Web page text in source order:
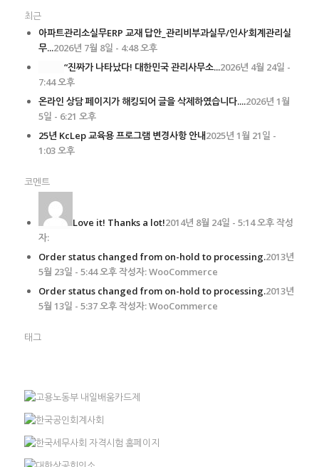
최근
아파트관리소실무ERP 교재 답안_관리비부과실무/인사’회계관리실
무...2026년 7월 8일 - 4:48 오후
“진짜가 나타났다! 대한민국 관리사무소...2026년 4월 24일 -
7:44 오후
온라인 상담 페이지가 해킹되어 글을 삭제하였습니다....2026년 1월
5일 - 6:21 오후
25년 KcLep 교육용 프로그램 변경사항 안내2025년 1월 21일 -
1:03 오후
코멘트
Love it! Thanks a lot!2014년 8월 24일 - 5:14 오후 작성
자:
Order status changed from on-hold to processing.2013년
5월 23일 - 5:44 오후 작성자: WooCommerce
Order status changed from on-hold to processing.2013년
5월 13일 - 5:37 오후 작성자: WooCommerce
태그